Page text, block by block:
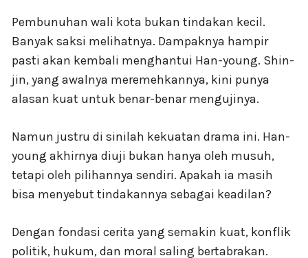
Pembunuhan wali kota bukan tindakan kecil.
Banyak saksi melihatnya. Dampaknya hampir
pasti akan kembali menghantui Han-young. Shin-
jin, yang awalnya meremehkannya, kini punya
alasan kuat untuk benar-benar mengujinya.
Namun justru di sinilah kekuatan drama ini. Han-
young akhirnya diuji bukan hanya oleh musuh,
tetapi oleh pilihannya sendiri. Apakah ia masih
bisa menyebut tindakannya sebagai keadilan?
Dengan fondasi cerita yang semakin kuat, konflik
politik, hukum, dan moral saling bertabrakan.